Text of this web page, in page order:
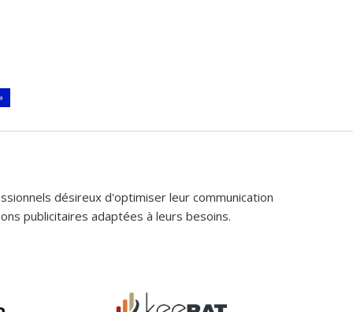
désireux d'optimiser leur communication
publicitaires adaptées à leurs besoins.